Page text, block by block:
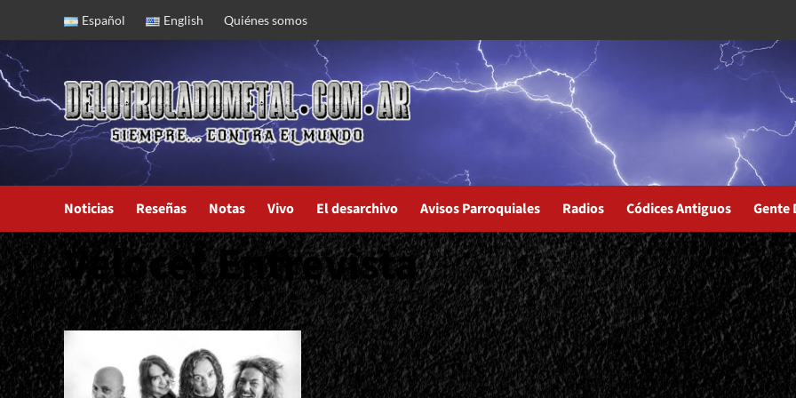
content
Español English Quiénes somos
Noticias Reseñas Notas Vivo El desarchivo Avisos Parroquiales Radios Códices Antiguos Gente
Velocet Entrevista